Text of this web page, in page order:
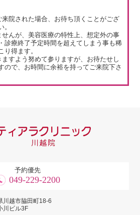
院された場合、お待ち頂くことがござ
。
んが、美容医療の特性上、想定外の事
診療終了予定時間を超えてしまう事も稀
り得ます。
すよう努めて参りますが、お待たせし
ので、お時間に余裕を持ってご来院下さ
予約優先
049-229-2200
川越市脇田町18-6
川ビル3F